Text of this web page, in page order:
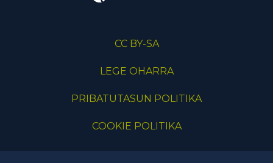
CC BY-SA
LEGE OHARRA
PRIBATUTASUN POLITIKA
COOKIE POLITIKA